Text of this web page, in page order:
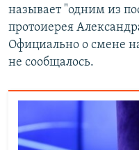
называет "одним из
протоиерея
Официально о смене
не сообщалось.